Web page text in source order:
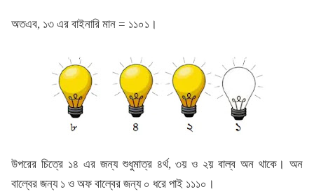
অতএব, ১৩ এর বাইনারি মান = ১১০১।
উপরের চিত্রে ১৪ এর জন্য শুধুমাত্র ৪র্থ, ৩য় ও ২য় বাল্ব অন থাকে। অন
বাল্বের জন্য ১ ও অফ বাল্বের জন্য ০ ধরে পাই ১১১০।